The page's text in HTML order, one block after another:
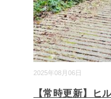
2025年08月06日
【常時更新】ヒ